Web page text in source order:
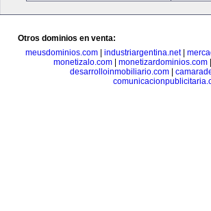
Otros dominios en venta:
meusdominios.com| industriargentina.net|
monetizalo.com| monetizardominios.com
desarrolloinmobiliario.com